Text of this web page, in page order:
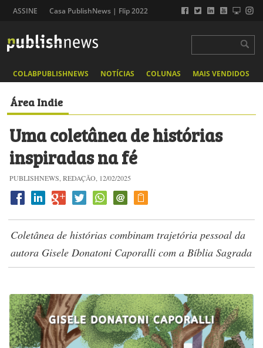
ASSINE Casa PublishNews | Flip 2022
COLABPUBLISHNEWS NOTÍCIAS COLUNAS MAIS VENDIDOS
Área Indie
Uma coletânea de histórias
inspiradas na fé
PUBLISHNEWS, REDAÇÃO, 12/02/2025
Coletânea de histórias combinam trajetória pessoal da
autora Gisele Donatoni Caporalli com a Bíblia Sagrada